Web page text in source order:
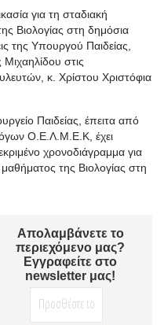
για τη σταδιακή
Βιολογίας στη δημόσια
της Υπουργού Παιδείας,
στις
κ. Χρίστου Χριστόφια
Παιδείας, έπειτα από
Ο.Ε.Λ.Μ.Ε.Κ, έχει
χρονοδιάγραμμα για
της Βιολογίας στη
Απολαμβάνετε το
περιεχόμενο μας?
Εγγραφείτε στο
newsletter μας!